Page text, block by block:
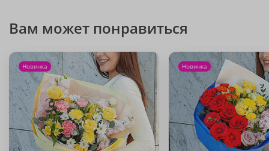
Вам может понравиться
Новинка Новинка